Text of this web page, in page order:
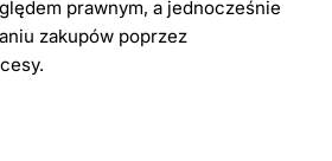
prawnym, a jednocześnie
zakupów poprzez